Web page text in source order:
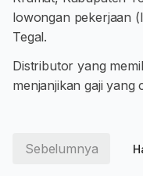
lowongan pekerjaan
Tegal.
Distributor yang
menjanjikan gaji yang
Sebelumnya